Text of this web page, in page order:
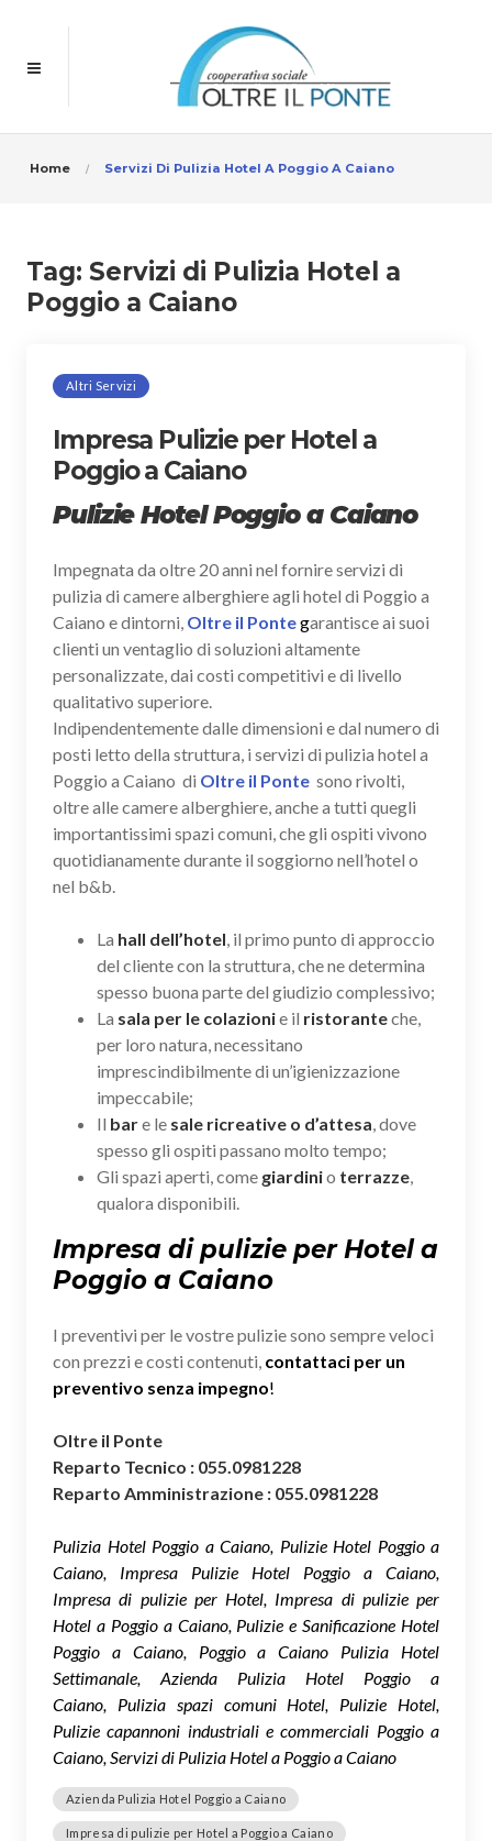
Home Servizi Di Pulizia Hotel A Poggio A Caiano
Tag: Servizi di Pulizia Hotel a
Poggio a Caiano
Altri Servizi
Impresa Pulizie per Hotel a
Poggio a Caiano
Pulizie Hotel Poggio a Caiano
Impegnata da oltre 20 anni nel fornire servizi di
pulizia di camere alberghiere agli hotel di Poggio a
Caiano e dintorni, Oltre il Pontegarantisce ai suoi
clienti un ventaglio di soluzioni altamente
personalizzate, dai costi competitivi e di livello
qualitativo superiore.
Indipendentemente dalle dimensioni e dal numero di
posti letto della struttura, i servizi di pulizia hotel a
Poggio a Caiano di Oltre il Ponte sono rivolti,
oltre alle camere alberghiere, anche a tutti quegli
importantissimi spazi comuni, che gli ospiti vivono
quotidianamente durante il soggiorno nell’hotel o
nel b&b.
La hall dell’hotel, il primo punto di approccio
del cliente con la struttura, che ne determina
spesso buona parte del giudizio complessivo;
La sala per le colazionie il ristoranteche,
per loro natura, necessitano
imprescindibilmente di un’igienizzazione
impeccabile;
Il bare le sale ricreative o d’attesa, dove
spesso gli ospiti passano molto tempo;
Gli spazi aperti, come giardinio terrazze,
qualora disponibili.
Impresa di pulizie per Hotel a
Poggio a Caiano
I preventivi per le vostre pulizie sono sempre veloci
con prezzi e costi contenuti, contattaci per un
preventivo senza impegno!
Oltre il Ponte
Reparto Tecnico : 055.0981228
Reparto Amministrazione : 055.0981228
Pulizia Hotel Poggio a Caiano, Pulizie Hotel Poggio a
Caiano, Impresa Pulizie Hotel Poggio a Caiano,
Impresa di pulizie per Hotel, Impresa di pulizie per
Hotel a Poggio a Caiano, Pulizie e Sanificazione Hotel
Poggio a Caiano, Poggio a Caiano Pulizia Hotel
Settimanale, Azienda Pulizia Hotel Poggio a
Caiano, Pulizia spazi comuni Hotel, Pulizie Hotel,
Pulizie capannoni industriali e commerciali Poggio a
Caiano, Servizi di Pulizia Hotel a Poggio a Caiano
Azienda Pulizia Hotel Poggio a Caiano
Impresa di pulizie per Hotel a Poggio a Caiano